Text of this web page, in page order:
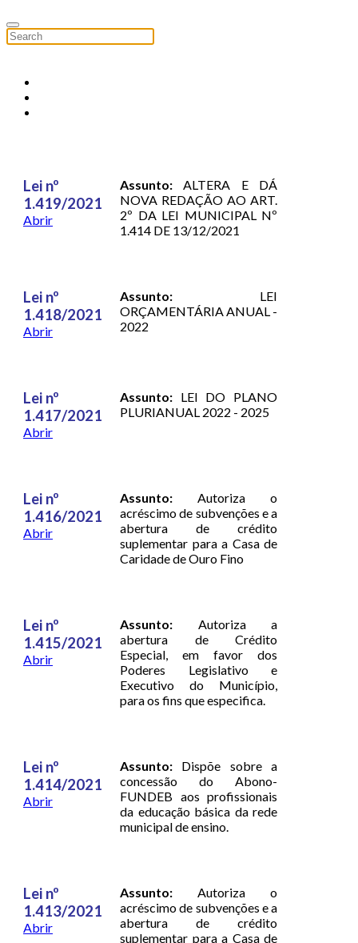
Lei nº
1.419/2021
Abrir
Assunto: ALTERA E DÁ
NOVA REDAÇÃO AO ART.
2º DA LEI MUNICIPAL Nº
1.414 DE 13/12/2021
Lei nº
1.418/2021
Abrir
Assunto: LEI
ORÇAMENTÁRIA ANUAL -
2022
Lei nº
1.417/2021
Abrir
Assunto: LEI DO PLANO
PLURIANUAL 2022 - 2025
Lei nº
1.416/2021
Abrir
Assunto: Autoriza o
acréscimo de subvenções e a
abertura de crédito
suplementar para a Casa de
Caridade de Ouro Fino
Lei nº
1.415/2021
Abrir
Assunto: Autoriza a
abertura de Crédito
Especial, em favor dos
Poderes Legislativo e
Executivo do Município,
para os fins que especifica.
Lei nº
1.414/2021
Abrir
Assunto: Dispõe sobre a
concessão do Abono-
FUNDEB aos profissionais
da educação básica da rede
municipal de ensino.
Lei nº
1.413/2021
Abrir
Assunto: Autoriza o
acréscimo de subvenções e a
abertura de crédito
suplementar para a Casa de